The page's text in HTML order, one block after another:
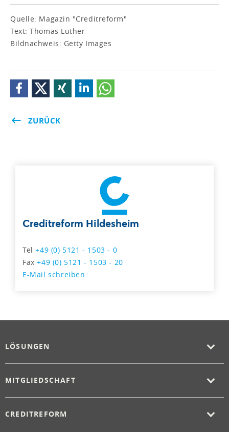
Quelle: Magazin "Creditreform"
Text: Thomas Luther
Bildnachweis: Getty Images
ZURÜCK
Creditreform Hildesheim
Tel+49 (0) 5121 - 1503 - 0
Fax+49 (0) 5121 - 1503 - 20
E-Mail schreiben
LÖSUNGEN
MITGLIEDSCHAFT
CREDITREFORM